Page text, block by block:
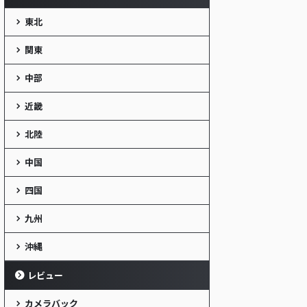
東北
関東
中部
近畿
北陸
中国
四国
九州
沖縄
レビュー
カメラバック